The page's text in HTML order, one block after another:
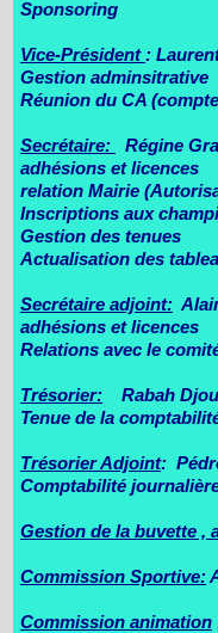
Sponsoring
Vice-Président :
Gestion adminsitrative
Réunion du CA
Secrétaire:
Régine
adhésions et licences
relation Mairie
Inscriptions aux
Gestion des tenues
Actualisation des
Secrétaire adjoint:
adhésions et licences
Relations avec le
Trésorier: Rabah
Tenue de la
Trésorier Adjoint:
Comptabilité
Gestion de la buvette ,
Commission Sportive:
Commission animation